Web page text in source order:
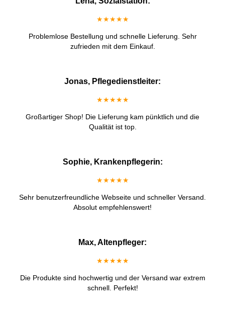
★★★★★
Problemlose Bestellung und schnelle Lieferung. Sehr
zufrieden mit dem Einkauf.
Jonas, Pflegedienstleiter:
★★★★★
Großartiger Shop! Die Lieferung kam pünktlich und die
Qualität ist top.
Sophie, Krankenpflegerin:
★★★★★
Sehr benutzerfreundliche Webseite und schneller Versand.
Absolut empfehlenswert!
Max, Altenpfleger:
★★★★★
Die Produkte sind hochwertig und der Versand war extrem
schnell. Perfekt!